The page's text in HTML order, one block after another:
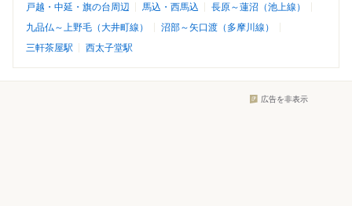
戸越・中延・旗の台周辺
馬込・西馬込
長原～蓮沼（池上線）
九品仏～上野毛（大井町線）
沼部～矢口渡（多摩川線）
三軒茶屋駅
西太子堂駅
広告を非表示